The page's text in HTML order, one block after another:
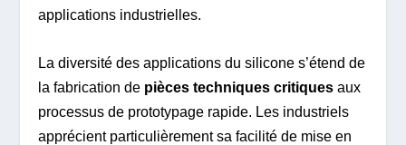
applications industrielles.
La diversité des applications du silicone s’étend de
la fabrication de pièces techniques critiques aux
processus de prototypage rapide. Les industriels
apprécient particulièrement sa facilité de mise en